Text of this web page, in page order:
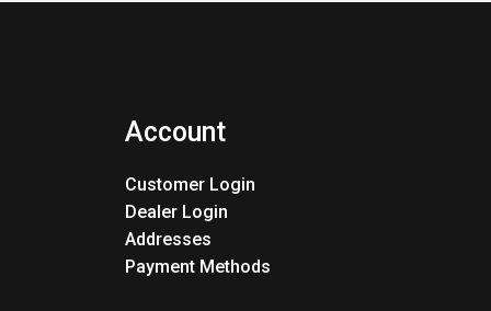
Account
Customer Login
Dealer Login
Addresses
Payment Methods